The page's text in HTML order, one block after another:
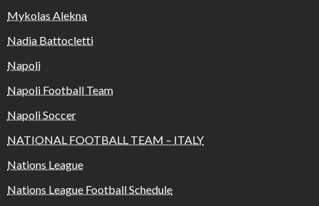
Mykolas Alekna
Nadia Battocletti
Napoli
Napoli Football Team
Napoli Soccer
NATIONAL FOOTBALL TEAM – ITALY
Nations League
Nations League Football Schedule